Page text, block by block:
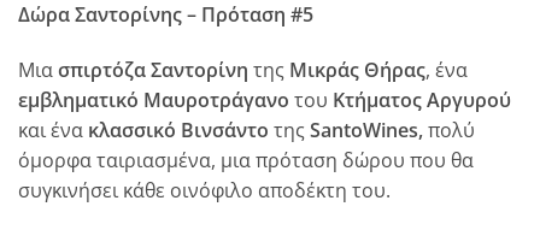
Δώρα Σαντορίνης – Πρόταση #5
Μιασπιρτόζα Σαντορίνη της Μικράς Θήρας, ένα
εμβληματικό Μαυροτράγανο του Κτήματος Αργυρού
και ένα κλασσικό Βινσάντο της SantoWines,πολύ
όμορφα ταιριασμένα, μια πρόταση δώρου που θα
συγκινήσει κάθε οινόφιλο αποδέκτη του.